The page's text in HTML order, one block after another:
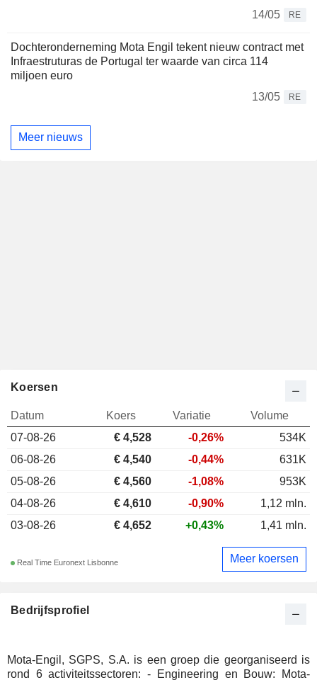
14/05
RE
Dochteronderneming Mota Engil tekent nieuw contract met
Infraestruturas de Portugal ter waarde van circa 114
miljoen euro
13/05
RE
Meer nieuws
Bedrijfsprofiel
Mota-Engil, SGPS, S.A. is een groep die georganiseerd is
rond 6 activiteitssectoren: - Engineering en Bouw: Mota-
Koersen
Datum Koers Variatie
Volume
07-08-26
€ 4,528 -0,26%
534K
06-08-26
€ 4,540 -0,44%
631K
05-08-26
€ 4,560 -1,08%
953K
04-08-26
€ 4,610 -0,90%
1,12 mln.
03-08-26
€ 4,652 +0,43% 1,41 mln.
Real Time Euronext Lisbonne Meer koersen